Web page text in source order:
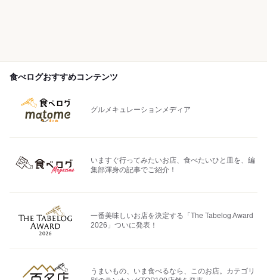
食べログおすすめコンテンツ
グルメキュレーションメディア
いますぐ行ってみたいお店、食べたいひと皿を、編
集部渾身の記事でご紹介！
一番美味しいお店を決定する「The Tabelog Award
2026」ついに発表！
うまいもの、いま食べるなら、このお店。カテゴリ